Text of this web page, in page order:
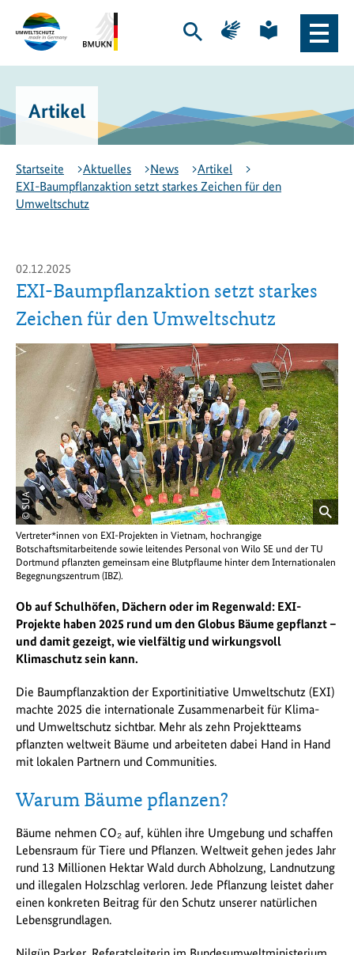
Hauptinhalt
springen
Hauptnavigation
springen
-
zur
Startseite
Naturschutz
und
nukleare
Sicherheit
(BMUKN)
-
BMUKN
Suche
Zur
Seite
Seite
Sprache
öffnen
Artikel
Startseite Aktuelles News
Artikel
EXI-Baumpflanzaktion setzt starkes Zeichen für den
Umweltschutz
02.12.2025
EXI-Baumpflanzaktion setzt starkes
Zeichen für den Umweltschutz
öffnet
Bild
in
einer
Darstellung
© SUA
Vertreter*innen von EXI-Projekten in Vietnam, hochrangige
Botschaftsmitarbeitende sowie leitendes Personal von Wilo SE und der TU
Dortmund pflanzten gemeinsam eine Blutpflaume hinter dem Internationalen
Begegnungszentrum (IBZ).
Ob auf Schulhöfen, Dächern oder im Regenwald: EXI-
Projekte haben 2025 rund um den Globus Bäume gepflanzt –
und damit gezeigt, wie vielfältig und wirkungsvoll
Klimaschutz sein kann.
Die Baumpflanzaktion der Exportinitiative Umweltschutz (EXI)
machte 2025 die internationale Zusammenarbeit für Klima-
und Umweltschutz sichtbar. Mehr als zehn Projektteams
pflanzten weltweit Bäume und arbeiteten dabei Hand in Hand
mit lokalen Partnern und Communities.
Warum Bäume pflanzen?
Bäume nehmen CO₂ auf, kühlen ihre Umgebung und schaffen
Lebensraum für Tiere und Pflanzen. Weltweit gehen jedes Jahr
rund 13 Millionen Hektar Wald durch Abholzung, Landnutzung
und illegalen Holzschlag verloren. Jede Pflanzung leistet daher
einen konkreten Beitrag für den Schutz unserer natürlichen
Lebensgrundlagen.